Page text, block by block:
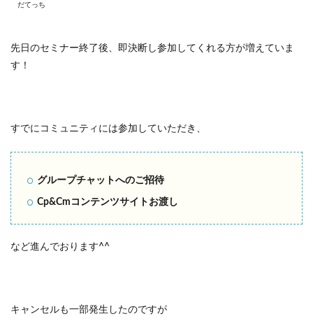
だてっち
先日のセミナー終了後、即決断し参加してくれる方が増えていま
す！
すでにコミュニティには参加していただき、
グループチャットへのご招待
Cp&Cmコンテンツサイトお渡し
など進んでおります^^
キャンセルも一部発生したのですが